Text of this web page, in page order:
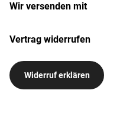
Wir versenden mit
Vertrag widerrufen
Widerruf erklären